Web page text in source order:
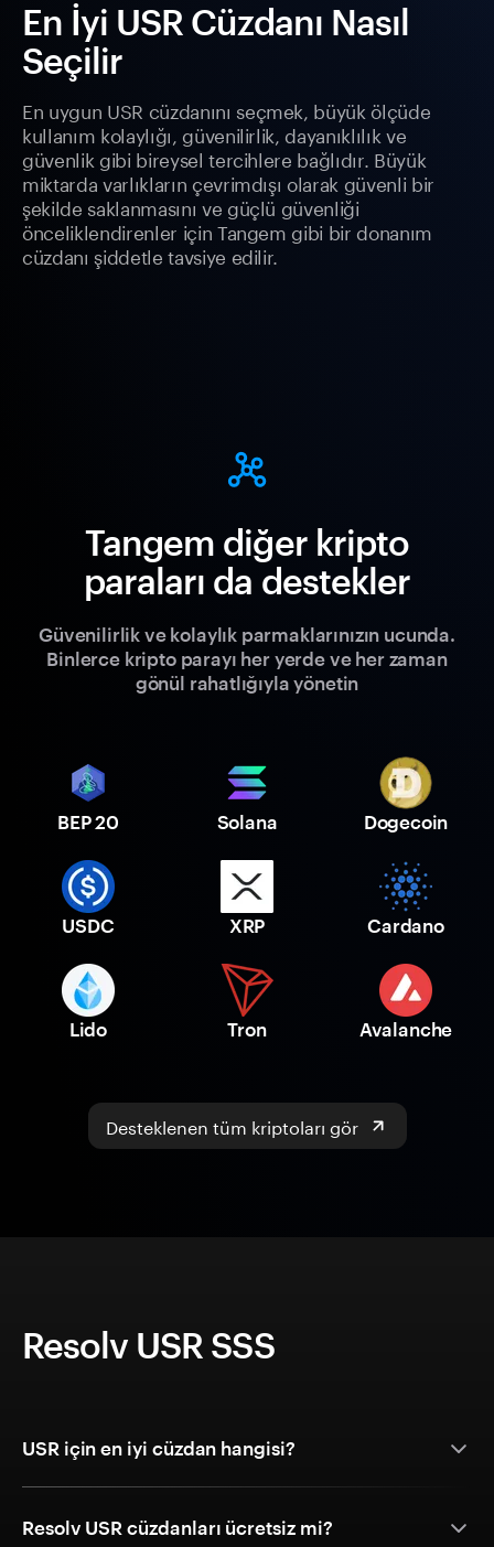
En İyi USR Cüzdanı Nasıl
Seçilir
En uygun USR cüzdanını seçmek, büyük ölçüde
kullanım kolaylığı, güvenilirlik, dayanıklılık ve
güvenlik gibi bireysel tercihlere bağlıdır. Büyük
miktarda varlıkların çevrimdışı olarak güvenli bir
şekilde saklanmasını ve güçlü güvenliği
önceliklendirenler için Tangem gibi bir donanım
cüzdanı şiddetle tavsiye edilir.
Tangem diğer kripto
paraları da destekler
Güvenilirlik ve kolaylık parmaklarınızın ucunda.
Binlerce kripto parayı her yerde ve her zaman
gönül rahatlığıyla yönetin
BEP 20 Solana Dogecoin
USDC XRP Cardano
Lido Tron Avalanche
Desteklenen tüm kriptoları gör
Resolv USR SSS
USR için en iyi cüzdan hangisi?
Resolv USR cüzdanları ücretsiz mi?